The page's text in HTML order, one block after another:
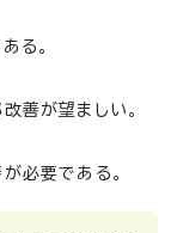
る。
善が望ましい。
必要である。